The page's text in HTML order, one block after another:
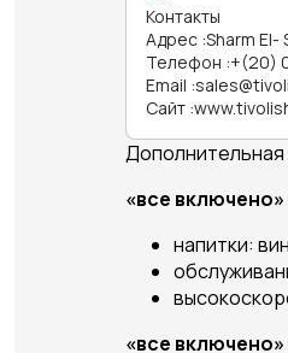
Контакты
Адрес :Sharm El-
Телефон :+(20)
Email :
Сайт :
«все включено»
напитки:
«все включено»